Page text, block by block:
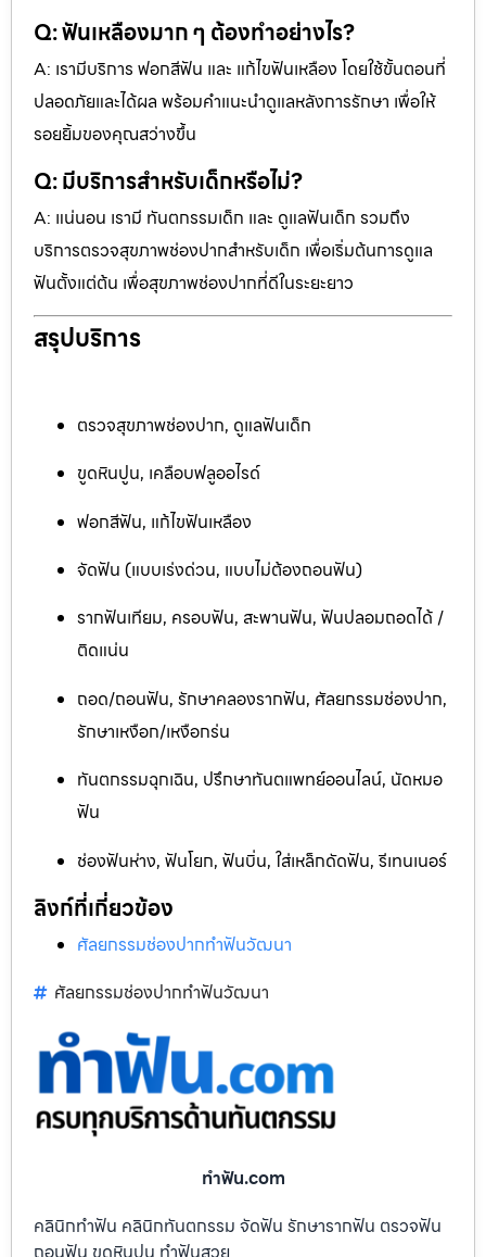
Q: ฟันเหลืองมาก ๆ ต้องทำอย่างไร?
A: เรามีบริการ ฟอกสีฟัน และ แก้ไขฟันเหลือง โดยใช้ขั้นตอนที่
ปลอดภัยและได้ผล พร้อมคำแนะนำดูแลหลังการรักษา เพื่อให้
รอยยิ้มของคุณสว่างขึ้น
Q: มีบริการสำหรับเด็กหรือไม่?
A: แน่นอน เรามี ทันตกรรมเด็ก และ ดูแลฟันเด็ก รวมถึง
บริการตรวจสุขภาพช่องปากสำหรับเด็ก เพื่อเริ่มต้นการดูแล
ฟันตั้งแต่ต้น เพื่อสุขภาพช่องปากที่ดีในระยะยาว
สรุปบริการ
ตรวจสุขภาพช่องปาก, ดูแลฟันเด็ก
ขูดหินปูน, เคลือบฟลูออไรด์
ฟอกสีฟัน, แก้ไขฟันเหลือง
จัดฟัน (แบบเร่งด่วน, แบบไม่ต้องถอนฟัน)
รากฟันเทียม, ครอบฟัน, สะพานฟัน, ฟันปลอมถอดได้ /
ติดแน่น
ถอด/ถอนฟัน, รักษาคลองรากฟัน, ศัลยกรรมช่องปาก,
รักษาเหงือก/เหงือกร่น
ทันตกรรมฉุกเฉิน, ปรึกษาทันตแพทย์ออนไลน์, นัดหมอ
ฟัน
ช่องฟันห่าง, ฟันโยก, ฟันบิ่น, ใส่เหล็กดัดฟัน, รีเทนเนอร์
ลิงก์ที่เกี่ยวข้อง
ศัลยกรรมช่องปากทำฟันวัฒนา
ศัลยกรรมช่องปากทำฟันวัฒนา
ทําฟัน.com
คลินิกทำฟัน คลินิกทันตกรรม จัดฟัน รักษารากฟัน ตรวจฟัน